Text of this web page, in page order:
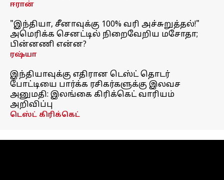
ஈரான்
"இந்தியா, சீனாவுக்கு 100% வரி அச்சுறுத்தல்!"
அமெரிக்க செனட்டில் நிறைவேறிய மசோதா;
பின்னணி என்ன?
ரஷ்யா
இந்தியாவுக்கு எதிரான டெஸ்ட் தொடர்
போட்டியை பார்க்க ரசிகர்களுக்கு இலவச
அனுமதி: இலங்கை கிரிக்கெட் வாரியம்
அறிவிப்பு
டெஸ்ட் கிரிக்கெட்